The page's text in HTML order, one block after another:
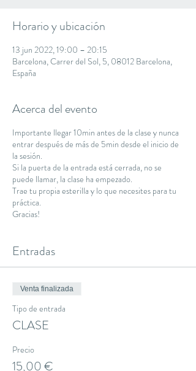
Horario y ubicación
13 jun 2022, 19:00 – 20:15
Barcelona, Carrer del Sol, 5, 08012 Barcelona,
España
Acerca del evento
Importante llegar 10min antes de la clase y nunca
entrar después de más de 5min desde el inicio de
la sesión.
Si la puerta de la entrada está cerrada, no se
puede llamar, la clase ha empezado.
Trae tu propia esterilla y lo que necesites para tu
práctica.
Gracias!
Entradas
Venta finalizada
Tipo de entrada
CLASE
Precio
15,00 €